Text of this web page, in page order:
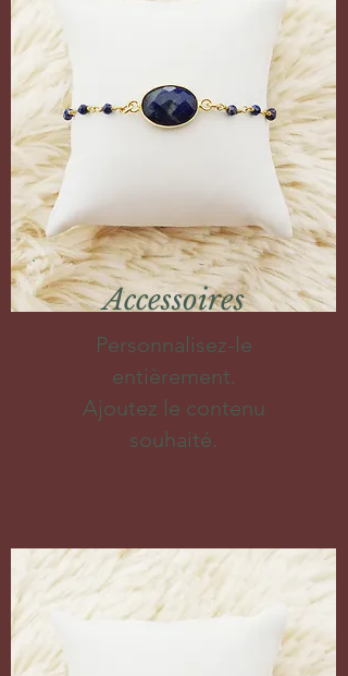
Accessoires
Personnalisez-le
entièrement.
Ajoutez le contenu
souhaité.